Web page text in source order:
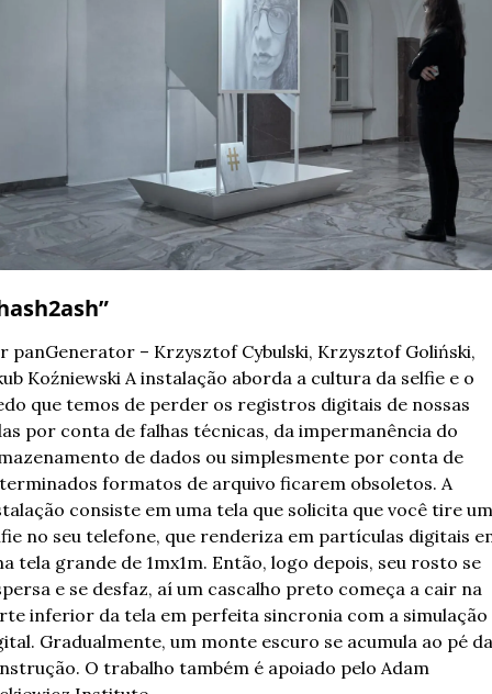
panGenerator – Krzysztof Cybulski, Krzysztof Goliński,
Koźniewski A instalação aborda a cultura da selfie e o
que temos de perder os registros digitais de nossas
por conta de falhas técnicas, da impermanência do
de dados ou simplesmente por conta de
formatos de arquivo ficarem obsoletos. A
consiste em uma tela que solicita que você tire
no seu telefone, que renderiza em partículas digitais
tela grande de 1mx1m. Então, logo depois, seu rosto se
e se desfaz, aí um cascalho preto começa a cair na
inferior da tela em perfeita sincronia com a simulação
Gradualmente, um monte escuro se acumula ao pé da
O trabalho também é apoiado pelo Adam